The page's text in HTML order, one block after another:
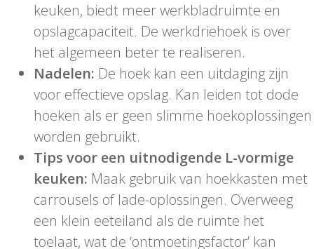
keuken, biedt meer werkbladruimte en
opslagcapaciteit. De werkdriehoek is over
het algemeen beter te realiseren.
Nadelen: De hoek kan een uitdaging zijn
voor effectieve opslag. Kan leiden tot dode
hoeken als er geen slimme hoekoplossingen
worden gebruikt.
Tips voor een uitnodigende L-vormige
keuken: Maak gebruik van hoekkasten met
carrousels of lade-oplossingen. Overweeg
een klein eeteiland als de ruimte het
toelaat, wat de ‘ontmoetingsfactor’ kan